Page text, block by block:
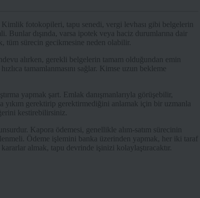
fotokopileri, tapu senedi, vergi levhası gibi belgelerin
dışında, varsa ipotek veya haciz durumlarına dair
sürecin gecikmesine neden olabilir.
alırken, gerekli belgelerin tamam olduğundan emin
tamamlanmasını sağlar. Kimse uzun bekleme
yapmak şart. Emlak danışmanlarıyla görüşebilir,
gerektirip gerektirmediğini anlamak için bir uzmanla
kestirebilirsiniz.
Kapora ödemesi, genellikle alım-satım sürecinin
Ödeme işlemini banka üzerinden yapmak, her iki taraf
almak, tapu devrinde işinizi kolaylaştıracaktır.